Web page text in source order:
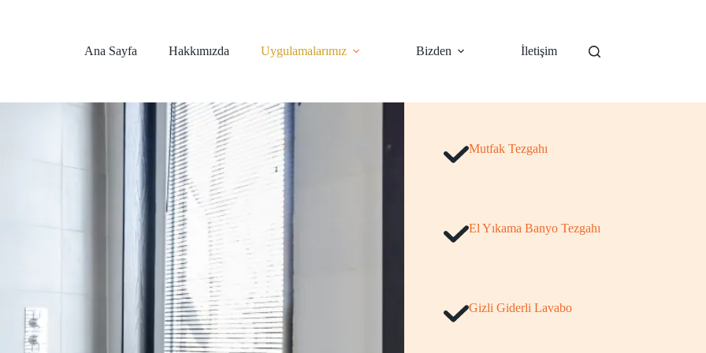
Ana Sayfa
Hakkımızda Uygulamalarımız Bizden İletişim
Mutfak Tezgahı
El Yıkama Banyo Tezgahı
Gizli Giderli Lavabo